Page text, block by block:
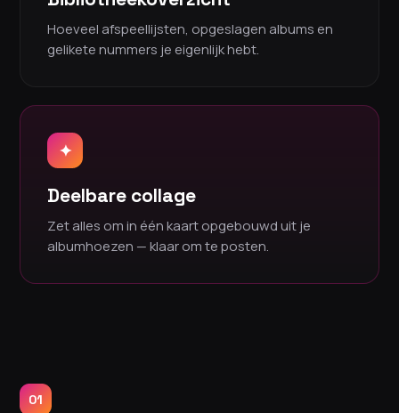
Hoeveel afspeellijsten, opgeslagen albums en
gelikete nummers je eigenlijk hebt.
✦
Deelbare collage
Zet alles om in één kaart opgebouwd uit je
albumhoezen — klaar om te posten.
01